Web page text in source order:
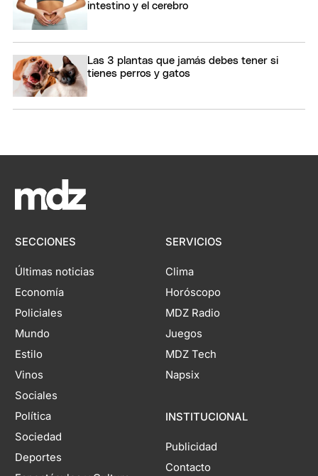
intestino y el cerebro
Las 3 plantas que jamás debes tener si
tienes perros y gatos
SECCIONES
Últimas noticias
Economía
Policiales
Mundo
Estilo
Vinos
Sociales
Política
Sociedad
Deportes
SERVICIOS
Clima
Horóscopo
MDZ Radio
Juegos
MDZ Tech
Napsix
INSTITUCIONAL
Publicidad
Contacto